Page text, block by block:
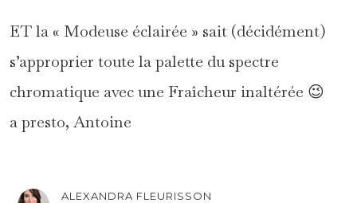
ET la « Modeuse éclairée » sait (décidément)
s’approprier toute la palette du spectre
chromatique avec une Fraîcheur inaltérée 😉
a presto, Antoine
ALEXANDRA FLEURISSON